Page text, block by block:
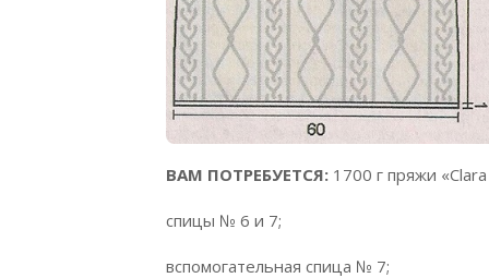
ВАМ ПОТРЕБУЕТСЯ: 1700 г пряжи
спицы № 6 и 7;
вспомогательная спица № 7;